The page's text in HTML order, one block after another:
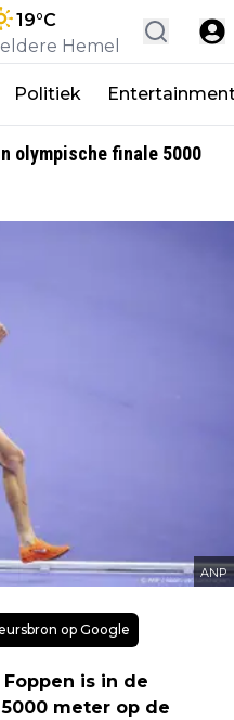
19°C
Hemel
Politiek
olympische finale 5000
ANP
op Google
Foppen is in de
meter op de